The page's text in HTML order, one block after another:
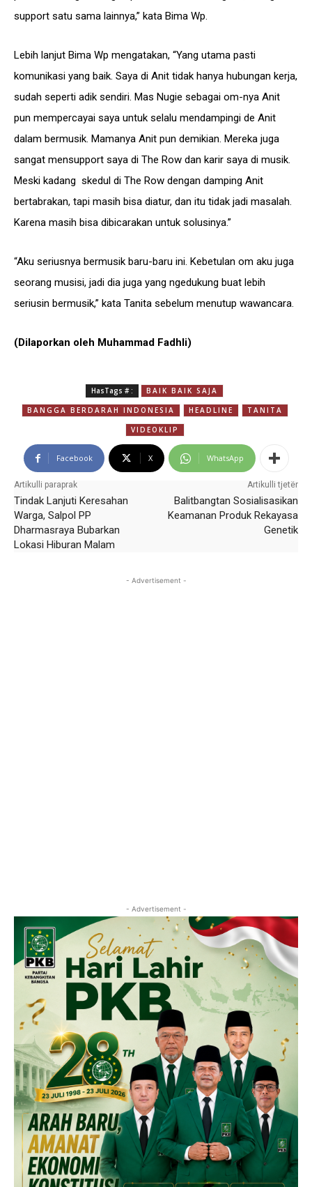
support satu sama lainnya,” kata Bima Wp.
Lebih lanjut Bima Wp mengatakan, “Yang utama pasti
komunikasi yang baik. Saya di Anit tidak hanya hubungan kerja,
sudah seperti adik sendiri. Mas Nugie sebagai om-nya Anit
pun mempercayai saya untuk selalu mendampingi de Anit
dalam bermusik. Mamanya Anit pun demikian. Mereka juga
sangat mensupport saya di The Row dan karir saya di musik.
Meski kadang skedul di The Row dengan damping Anit
bertabrakan, tapi masih bisa diatur, dan itu tidak jadi masalah.
Karena masih bisa dibicarakan untuk solusinya.”
“Aku seriusnya bermusik baru-baru ini. Kebetulan om aku juga
seorang musisi, jadi dia juga yang ngedukung buat lebih
seriusin bermusik,” kata Tanita sebelum menutup wawancara.
(Dilaporkan oleh Muhammad Fadhli)
HasTags # :
BAIK BAIK SAJA
BANGGA BERDARAH INDONESIA
HEADLINE
TANITA
VIDEOKLIP
Facebook X WhatsApp
Artikulli paraprak
Tindak Lanjuti Keresahan
Warga, Salpol PP
Dharmasraya Bubarkan
Lokasi Hiburan Malam
Artikulli tjetër
Balitbangtan Sosialisasikan
Keamanan Produk Rekayasa
Genetik
- Advertisement -
- Advertisement -